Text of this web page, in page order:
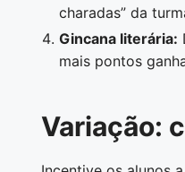
charadas” da
Gincana literária:
mais pontos
Variação: